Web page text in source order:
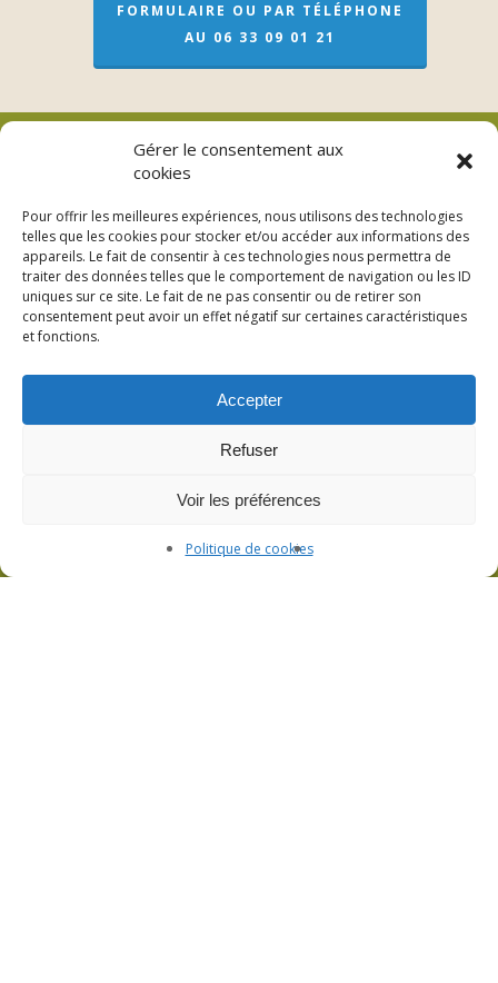
Gérer le consentement aux
cookies
Pour offrir les meilleures expériences, nous utilisons des technologies
telles que les cookies pour stocker et/ou accéder aux informations des
appareils. Le fait de consentir à ces technologies nous permettra de
traiter des données telles que le comportement de navigation ou les ID
uniques sur ce site. Le fait de ne pas consentir ou de retirer son
consentement peut avoir un effet négatif sur certaines caractéristiques
et fonctions.
Accepter
Refuser
Voir les préférences
Politique de cookies
FORMULAIRE OU PAR TÉLÉPHONE
AU 06 33 09 01 21
L’adresse pour les soins sur rendez-vous
3bis Rue de Lorraine – 53200 Fromentières
06 33 09 01 21